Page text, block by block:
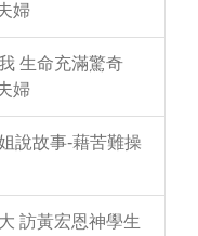
婦
生命充滿驚奇
婦
說故事-藉苦難操
訪黃宏恩神學生